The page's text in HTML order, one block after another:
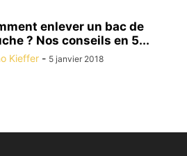
enlever un bac de
? Nos conseils en 5...
Kieffer - 5 janvier 2018